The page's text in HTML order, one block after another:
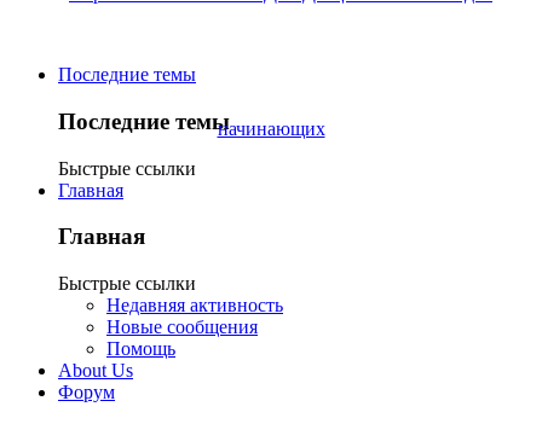
Последние темы
Последние темы
Быстрые ссылки
Главная
Главная
Быстрые ссылки
Недавняя активность
Новые сообщения
Помощь
About Us
Форум